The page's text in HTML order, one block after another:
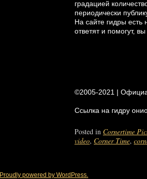
градацией
периодически
На сайте гидры есть
ответят и помогут,
©2005-2021 |
Ссылка на гидру
Posted in Cornertime
video, Corner Time,
Proudly powered by WordPress.